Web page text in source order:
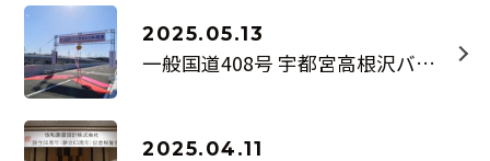
2025.05.13
一般国道408号 宇都宮高根沢バイパス野高谷立体 供用開始
2025.04.11